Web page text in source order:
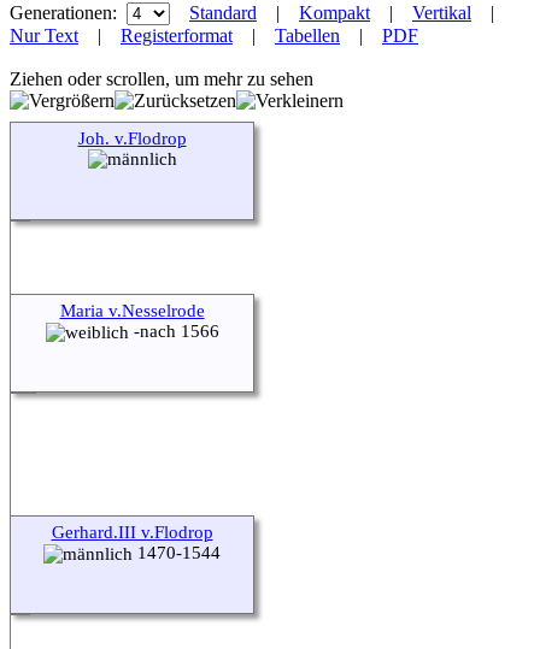
Generationen: Standard | Kompakt | Vertikal |
Nur Text | Registerformat | Tabellen | PDF
Ziehen oder scrollen, um mehr zu sehen
Joh. v.Flodrop
Maria v.Nesselrode
-nach 1566
Gerhard.III v.Flodrop
1470-1544